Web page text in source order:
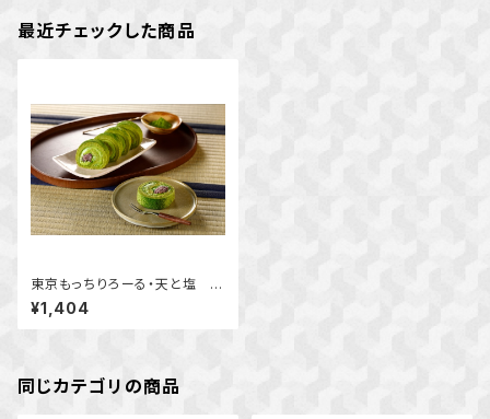
最近チェックした商品
東京もっちりろーる・天と塩 抹
茶
¥1,404
同じカテゴリの商品